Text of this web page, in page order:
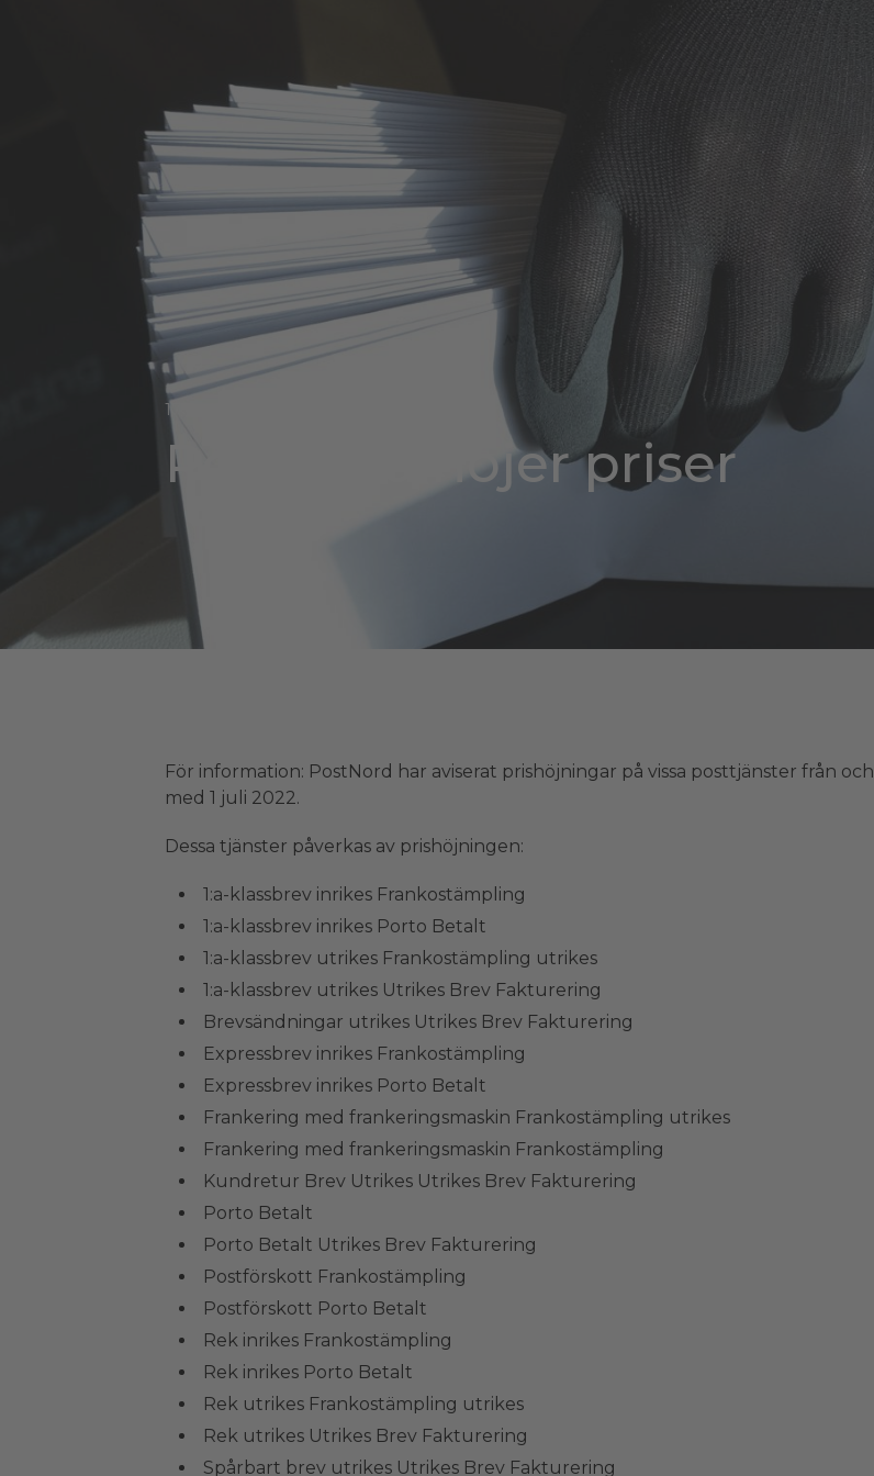
17 maj 2022
PostNord höjer priser
För information: PostNord har aviserat prishöjningar på vissa posttjänster från och
med 1 juli 2022.
Dessa tjänster påverkas av prishöjningen:
1:a-klassbrev inrikes Frankostämpling
1:a-klassbrev inrikes Porto Betalt
1:a-klassbrev utrikes Frankostämpling utrikes
1:a-klassbrev utrikes Utrikes Brev Fakturering
Brevsändningar utrikes Utrikes Brev Fakturering
Expressbrev inrikes Frankostämpling
Expressbrev inrikes Porto Betalt
Frankering med frankeringsmaskin Frankostämpling utrikes
Frankering med frankeringsmaskin Frankostämpling
Kundretur Brev Utrikes Utrikes Brev Fakturering
Porto Betalt
Porto Betalt Utrikes Brev Fakturering
Postförskott Frankostämpling
Postförskott Porto Betalt
Rek inrikes Frankostämpling
Rek inrikes Porto Betalt
Rek utrikes Frankostämpling utrikes
Rek utrikes Utrikes Brev Fakturering
Spårbart brev utrikes Utrikes Brev Fakturering